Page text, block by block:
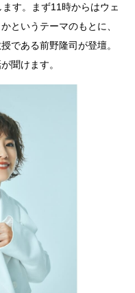
す。まず11時からはウェ
というテーマのもとに、
である前野隆司が登壇。
聞けます。